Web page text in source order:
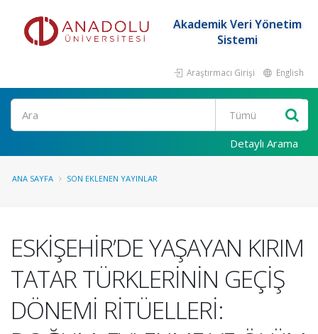
Akademik Veri Yönetim
Sistemi
Araştırmacı Girişi English
Ara
Detaylı Arama
ANA SAYFA SON EKLENEN YAYINLAR
ESKİŞEHİR’DE YAŞAYAN KIRIM
TATAR TÜRKLERİNİN GEÇİŞ
DÖNEMİ RİTÜELLERİ: